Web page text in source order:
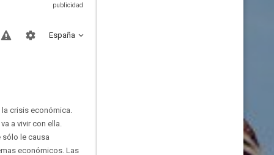
España
la crisis económica.
a vivir con ella.
sólo le causa
económicos. Las